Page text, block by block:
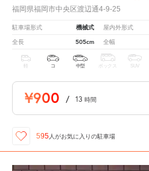
福岡県福岡市中央区渡辺通4-9-25
駐車場形式 機械式 屋内外形式
全長 505cm 全幅
軽 コ 中型 ボックス SUV
¥900 / 13 時間
595 人がお気に入りの駐車場